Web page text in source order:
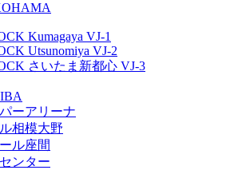
Kumagaya VJ-1
Utsunomiya VJ-2
さいたま新都心 VJ-3
ーアリーナ
相模大野
ル座間
ンター